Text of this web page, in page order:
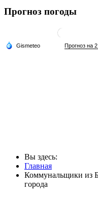
Прогноз погоды
Вы здесь:
Главная
Коммунальщики из
города